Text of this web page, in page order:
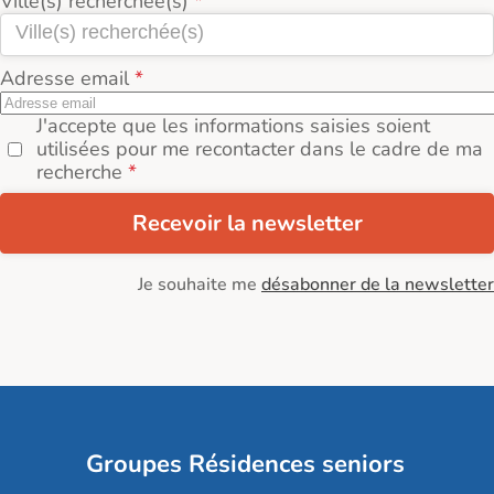
Adresse email
J'accepte que les informations saisies soient
utilisées pour me recontacter dans le cadre de ma
recherche
Recevoir la newsletter
Je souhaite me désabonner de la newsletter
Groupes Résidences seniors